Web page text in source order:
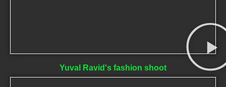
Yuval Ravid's fashion shoot